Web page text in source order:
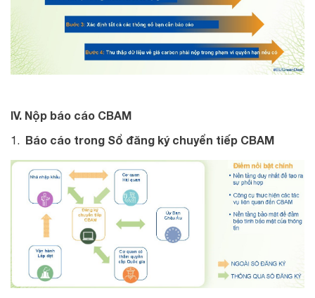
IV. Nộp báo cáo CBAM
Báo cáo trong Sổ đăng ký chuyển tiếp CBAM